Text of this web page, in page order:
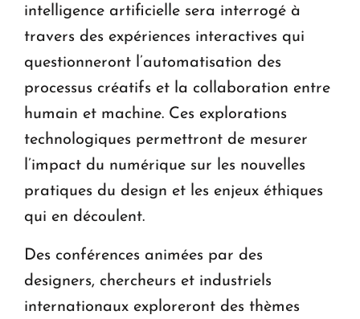
intelligence artificielle sera interrogé à
travers des expériences interactives qui
questionneront l’automatisation des
processus créatifs et la collaboration entre
humain et machine. Ces explorations
technologiques permettront de mesurer
l’impact du numérique sur les nouvelles
pratiques du design et les enjeux éthiques
qui en découlent.
Des conférences animées par des
designers, chercheurs et industriels
internationaux exploreront des thèmes